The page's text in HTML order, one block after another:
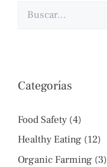
Categorías
Food Safety (4)
Healthy Eating (12)
Organic Farming (3)